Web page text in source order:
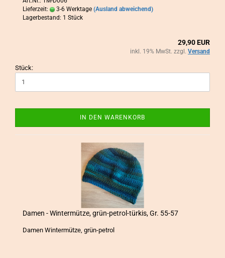
Lieferzeit:
3-6 Werktage (Ausland abweichend)
Lagerbestand: 1 Stück
29,90 EUR
inkl. 19% MwSt. zzgl. Versand
Stück:
IN DEN WARENKORB
Damen - Win­ter­müt­ze, grün-​petrol-​türkis, Gr. 55-57
Damen Win­ter­müt­ze, grün-​petrol